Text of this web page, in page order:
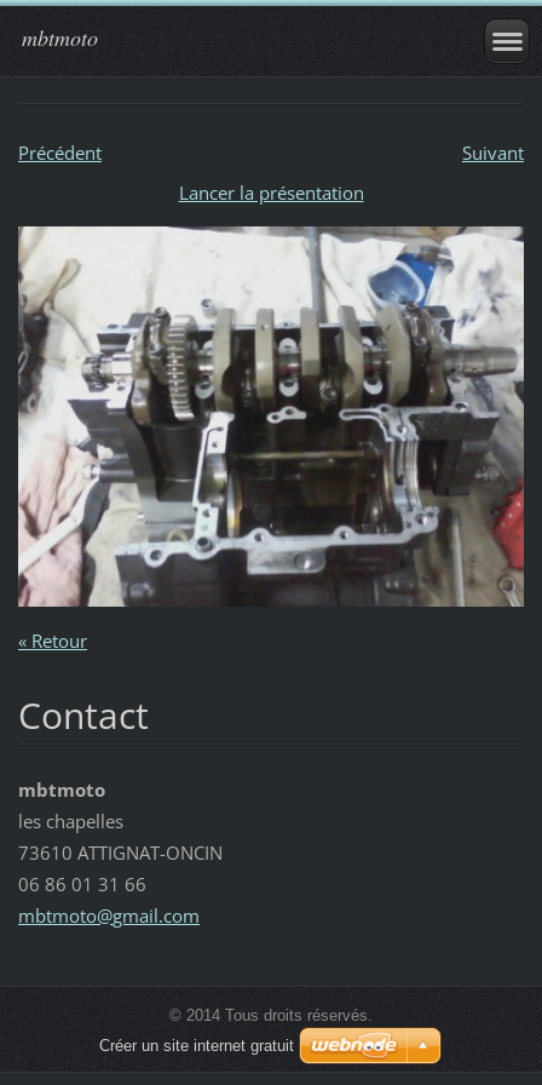
mbtmoto
Précédent
Suivant
Lancer la présentation
« Retour
Contact
mbtmoto
les chapelles
73610 ATTIGNAT-ONCIN
06 86 01 31 66
mbtmoto@gmail.com
© 2014 Tous droits réservés.
Créer un site internet gratuit